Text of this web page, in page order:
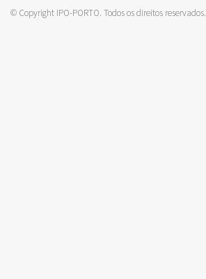
© Copyright IPO-PORTO. Todos os direitos reservados.